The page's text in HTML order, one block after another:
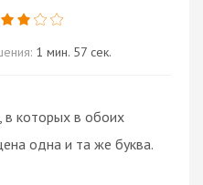
1 мин. 57 сек.
в которых в обоих
одна и та же буква.